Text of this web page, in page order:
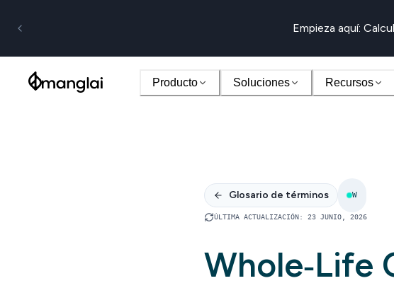
Empieza aquí:
Producto Soluciones Recursos
Glosario de términos W
ÚLTIMA ACTUALIZACIÓN: 23 JUNIO, 2026
Whole‑Life